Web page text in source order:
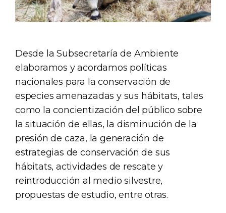
Desde la Subsecretaría de Ambiente
elaboramos y acordamos políticas
nacionales para la conservación de
especies amenazadas y sus hábitats, tales
como la concientización del público sobre
la situación de ellas, la disminución de la
presión de caza, la generación de
estrategias de conservación de sus
hábitats, actividades de rescate y
reintroducción al medio silvestre,
propuestas de estudio, entre otras.